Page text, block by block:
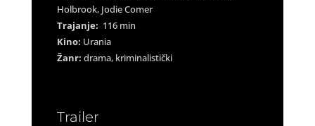
Holbrook, Jodie Comer
Trajanje: 116 min
Kino: Urania
Žanr: drama, kriminalistički
Trailer